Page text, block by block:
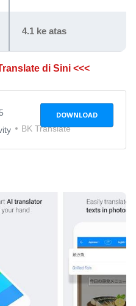
4.1 ke atas
di Sini <<<
BK Translate
DOWNLOAD